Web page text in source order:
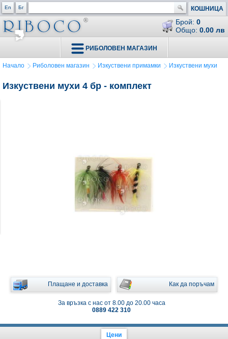
En Бг КОШНИЦА
Брой: 0
Общо: 0.00 лв
РИБОЛОВЕН МАГАЗИН
Начало Риболовен магазин Изкуствени примамки Изкуствени мухи
Изкуствени мухи 4 бр - комплект
Плащане и доставка Как да поръчам
За връзка с нас от 8.00 до 20.00 часа
0889 422 310
Цени